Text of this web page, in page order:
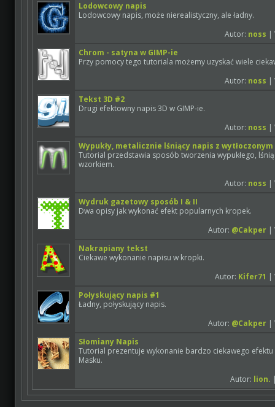
Lodowcowy napis
Lodowcowy napis, może nierealistyczny, ale ładny.
Autor: noss |
Chrom - satyna w GIMP-ie
Przy pomocy tego tutoriala możemy uzyskać wiele
Autor: noss |
Tekst 3D #2
Drugi efektowny napis 3D w GIMP-ie.
Autor: noss |
Wypukły, metalicznie lśniący napis z
Tutorial przedstawia sposób tworzenia wypukłego,
wzorkiem.
Autor: noss |
Wydruk gazetowy sposób I & II
Dwa opisy jak wykonać efekt popularnych kropek.
Autor: @Cakper |
Nakrapiany tekst
Ciekawe wykonanie napisu w kropki.
Autor: Kifer71 |
Połyskujący napis #1
Ładny, połyskujący napis.
Autor: @Cakper |
Słomiany Napis
Tutorial prezentuje wykonanie bardzo ciekawego
Masku.
Autor: lion.